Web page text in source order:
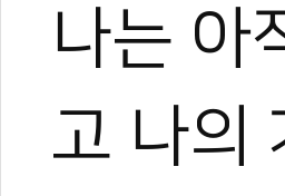
나는 아
고 나의